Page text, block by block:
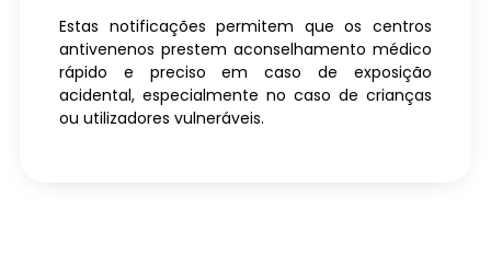
Estas notificações permitem que os centros
antivenenos prestem aconselhamento médico
rápido e preciso em caso de exposição
acidental, especialmente no caso de crianças
ou utilizadores vulneráveis.